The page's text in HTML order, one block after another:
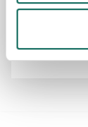
2 weken
jarige